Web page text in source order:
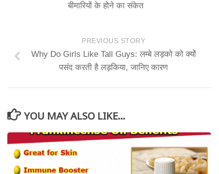
बीमारियों के होने का संकेत
PREVIOUS STORY
Why Do Girls Like Tall Guys: लम्बे लड़को को क्यों
पसंद करती है लड़किया, जानिए कारण
YOU MAY ALSO LIKE...